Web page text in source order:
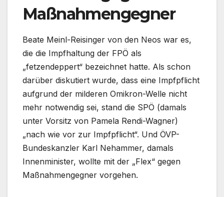
Maßnahmengegner
Beate Meinl-Reisinger von den Neos war es,
die die Impfhaltung der FPÖ als
„fetzendeppert“ bezeichnet hatte. Als schon
darüber diskutiert wurde, dass eine Impfpflicht
aufgrund der milderen Omikron-Welle nicht
mehr notwendig sei, stand die SPÖ (damals
unter Vorsitz von Pamela Rendi-Wagner)
„nach wie vor zur Impfpflicht“. Und ÖVP-
Bundeskanzler Karl Nehammer, damals
Innenminister, wollte mit der „Flex“ gegen
Maßnahmengegner vorgehen.